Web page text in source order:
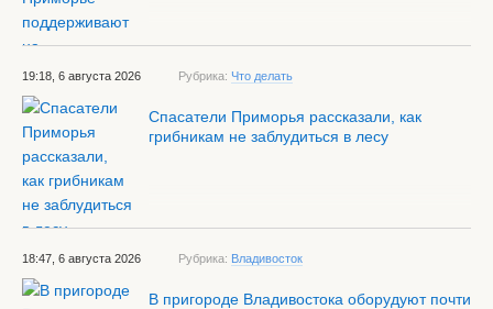
19:18, 6 августа 2026 Рубрика: Что делать
Спасатели Приморья рассказали, как
грибникам не заблудиться в лесу
18:47, 6 августа 2026 Рубрика: Владивосток
В пригороде Владивостока оборудуют почти